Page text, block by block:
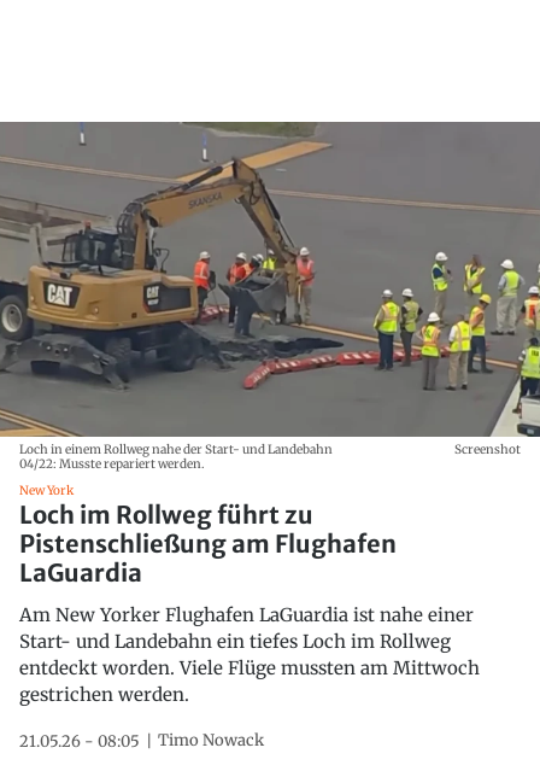
Loch in einem Rollweg nahe der Start- und Landebahn
04/22: Musste repariert werden.
Screenshot
New York
Loch im Rollweg führt zu
Pistenschließung am Flughafen
LaGuardia
Am New Yorker Flughafen LaGuardia ist nahe einer
Start- und Landebahn ein tiefes Loch im Rollweg
entdeckt worden. Viele Flüge mussten am Mittwoch
gestrichen werden.
21.05.26 - 08:05 Timo Nowack